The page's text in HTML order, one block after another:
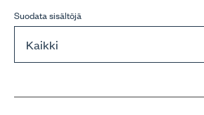
Suodata sisältöjä